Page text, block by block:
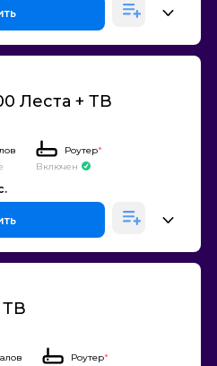
Леста + ТВ
Роутер*
Включен
ТВ
Роутер*